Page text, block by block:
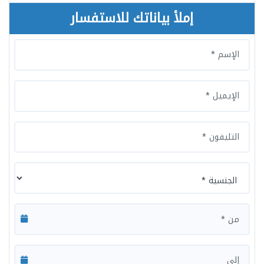
إملأ بياناتك للاستفسار